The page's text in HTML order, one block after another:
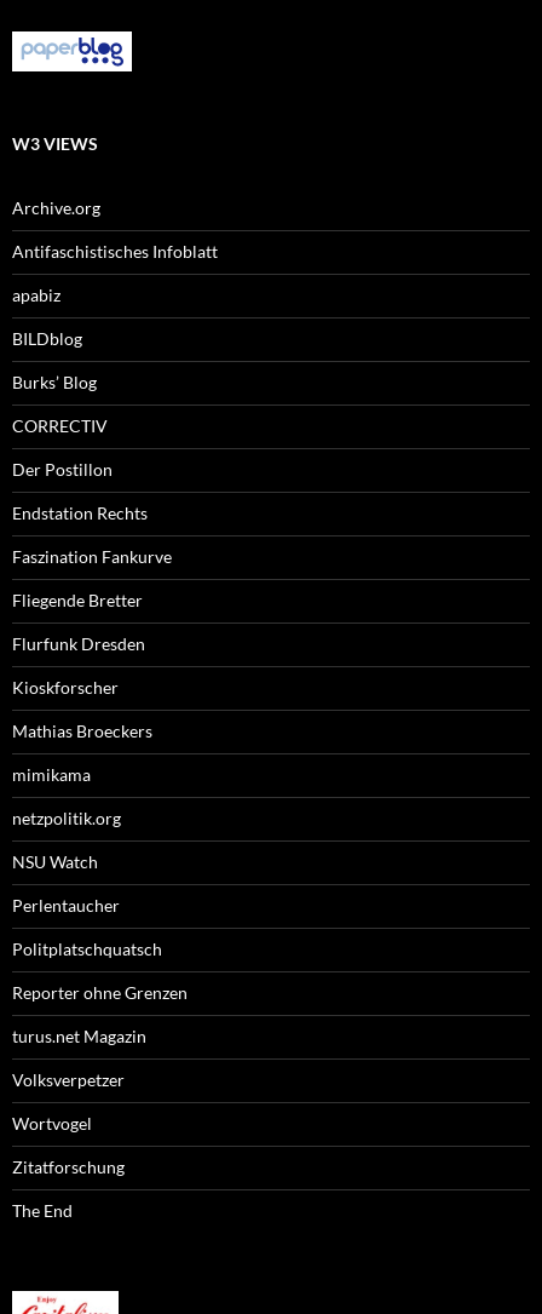
W3 VIEWS
Archive.org
Antifaschistisches Infoblatt
apabiz
BILDblog
Burks’ Blog
CORRECTIV
Der Postillon
Endstation Rechts
Faszination Fankurve
Fliegende Bretter
Flurfunk Dresden
Kioskforscher
Mathias Broeckers
mimikama
netzpolitik.org
NSU Watch
Perlentaucher
Politplatschquatsch
Reporter ohne Grenzen
turus.net Magazin
Volksverpetzer
Wortvogel
Zitatforschung
The End